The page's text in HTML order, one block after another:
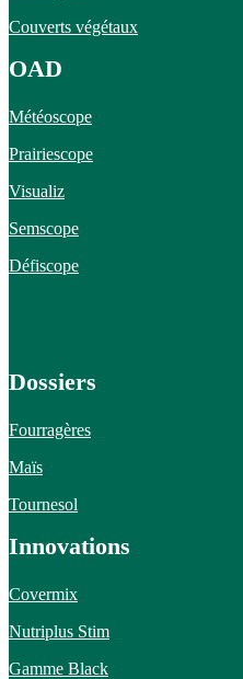
Couverts végétaux
OAD
Météoscope
Prairiescope
Visualiz
Semscope
Défiscope
Dossiers
Fourragères
Maïs
Tournesol
Innovations
Covermix
Nutriplus Stim
Gamme Black